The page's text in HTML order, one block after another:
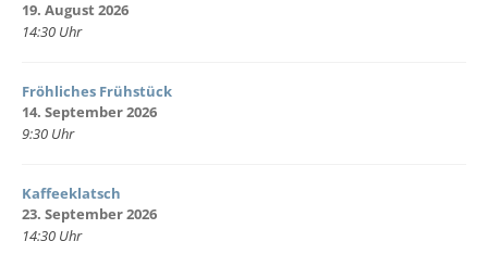
19. August 2026
14:30 Uhr
Fröhliches Frühstück
14. September 2026
9:30 Uhr
Kaffeeklatsch
23. September 2026
14:30 Uhr